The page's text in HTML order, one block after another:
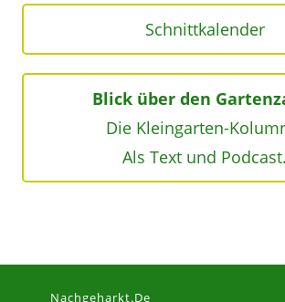
Schnittkalender
Blick über den
Die Kleingarten-
Als Text und Podcast.
Nachgeharkt.de